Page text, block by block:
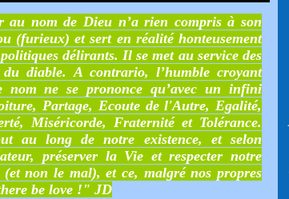
au nom de Dieu n’a rien compris à son
(furieux) et sert en réalité honteusement
délirants. Il se met au service des
du diable. A contrario, l’humble croyant
ne se prononce qu’avec un infini
Partage, Ecoute de l'Autre, Egalité,
Miséricorde, Fraternité et Tolérance.
au long de notre existence, et selon
préserver la Vie et respecter notre
non le mal), et ce, malgré nos propres
be love !" JD